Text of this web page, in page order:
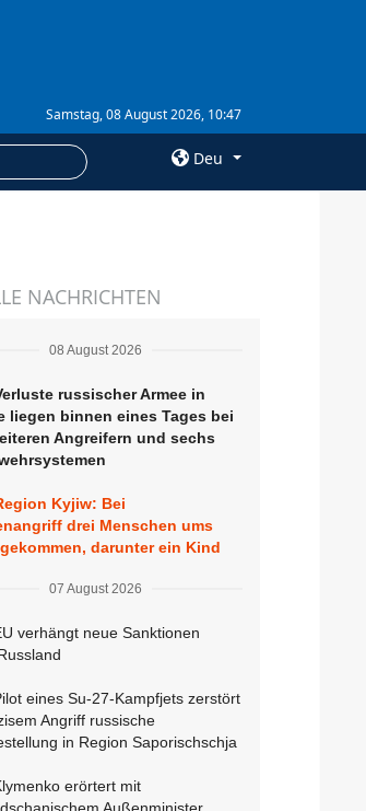
Samstag, 08 August 2026, 10:47
Deu
NACHRICHTEN
08 August 2026
russischer Armee in
liegen binnen eines Tages bei
Angreifern und sechs
Kyjiw: Bei
drei Menschen ums
darunter ein Kind
07 August 2026
verhängt neue Sanktionen
eines Su-27-Kampfjets zerstört
Angriff russische
in Region Saporischschja
erörtert mit
Außenminister